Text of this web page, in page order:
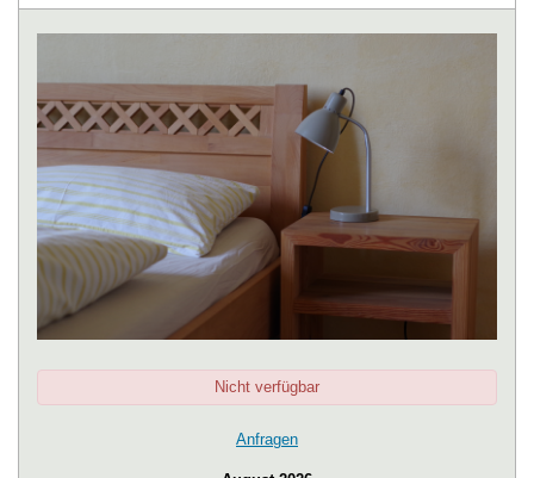
Nicht verfügbar
Anfragen